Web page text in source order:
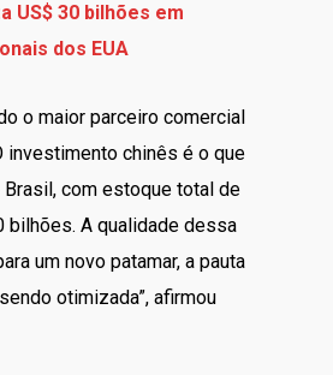
US$ 30 bilhões em
dos EUA
o maior parceiro comercial
investimento chinês é o que
com estoque total de
bilhões. A qualidade dessa
um novo patamar, a pauta
otimizada”, afirmou